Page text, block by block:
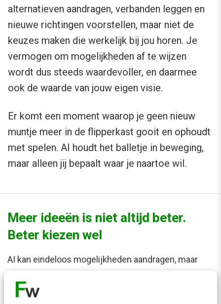
alternatieven aandragen, verbanden leggen en
nieuwe richtingen voorstellen, maar niet de
keuzes maken die werkelijk bij jou horen. Je
vermogen om mogelijkheden af te wijzen
wordt dus steeds waardevoller, en daarmee
ook de waarde van jouw eigen visie.
Er komt een moment waarop je geen nieuw
muntje meer in de flipperkast gooit en ophoudt
met spelen. AI houdt het balletje in beweging,
maar alleen jij bepaalt waar je naartoe wil.
Meer ideeën is niet altijd beter.
Beter kiezen wel
AI kan eindeloos mogelijkheden aandragen, maar
masterclass AI in Business: sturen en beslissen